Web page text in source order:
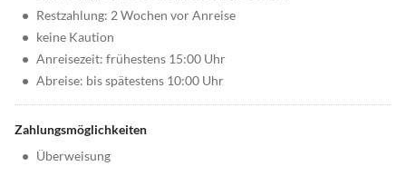
• Restzahlung: 2 Wochen vor Anreise
• keine Kaution
• Anreisezeit: frühestens 15:00 Uhr
• Abreise: bis spätestens 10:00 Uhr
Zahlungsmöglichkeiten
• Überweisung